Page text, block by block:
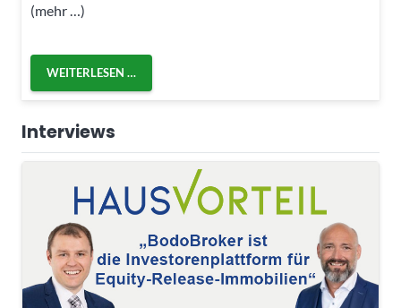
(mehr …)
WEITERLESEN …
Interviews